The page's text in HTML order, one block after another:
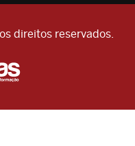
direitos reservados.